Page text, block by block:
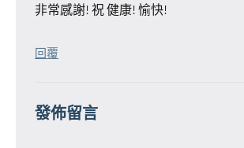
非常感謝! 祝 健康! 愉快!
回覆
發佈留言